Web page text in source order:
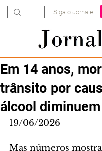
Siga o Jornale
Em 14 anos,
trânsito por
álcool diminuem
19/06/2026
Mas números